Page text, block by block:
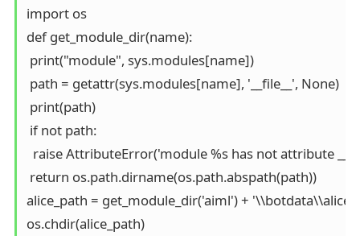
import os
def get_module_dir(name):
print("module", sys.modules[name])
path = getattr(sys.modules[name], '__file__', None)
print(path)
if not path:
raise AttributeError('module %s has not attribute
return os.path.dirname(os.path.abspath(path))
alice_path = get_module_dir('aiml') + '\\botdata\\alice'
os.chdir(alice_path)